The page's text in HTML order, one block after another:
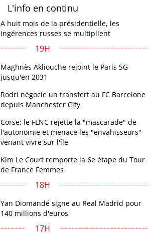
L'info en continu
A huit mois de la présidentielle, les
ingérences russes se multiplient
19H
Maghnès Akliouche rejoint le Paris SG
jusqu'en 2031
Rodri négocie un transfert au FC Barcelone
depuis Manchester City
Corse: le FLNC rejette la "mascarade" de
l'autonomie et menace les "envahisseurs"
venant vivre sur l'île
Kim Le Court remporte la 6e étape du Tour
de France Femmes
18H
Yan Diomandé signe au Real Madrid pour
140 millions d'euros
17H